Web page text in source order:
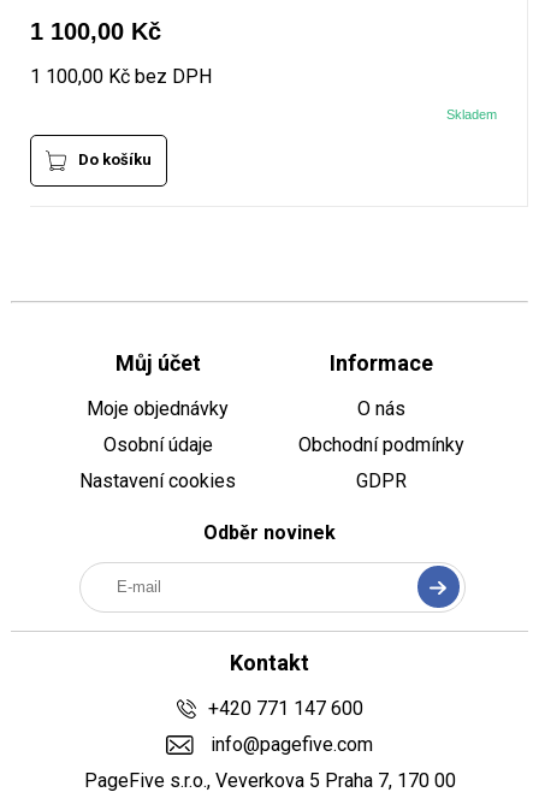
1 100,00 Kč
1 100,00 Kč bez DPH
Skladem
Do košíku
Můj účet
Moje objednávky
Osobní údaje
Nastavení cookies
Informace
O nás
Obchodní podmínky
GDPR
Odběr novinek
Kontakt
+420 771 147 600
info@pagefive.com
PageFive s.r.o., Veverkova 5 Praha 7, 170 00